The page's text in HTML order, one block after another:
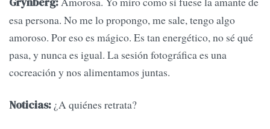
esa persona. No me lo propongo, me sale, tengo algo
amoroso. Por eso es mágico. Es tan energético, no sé qué
pasa, y nunca es igual. La sesión fotográfica es una
cocreación y nos alimentamos juntas.
Noticias: ¿A quiénes retrata?